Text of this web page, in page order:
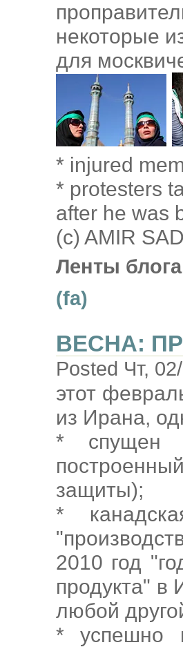
некоторые
для
* injured
* protesters
after he was
(c) AMIR
Ленты
(fa)
ВЕСНА:
Posted Чт,
этот
из Ирана,
* спущен
защиты);
*
2010 год
продукта" в
любой
* успешно